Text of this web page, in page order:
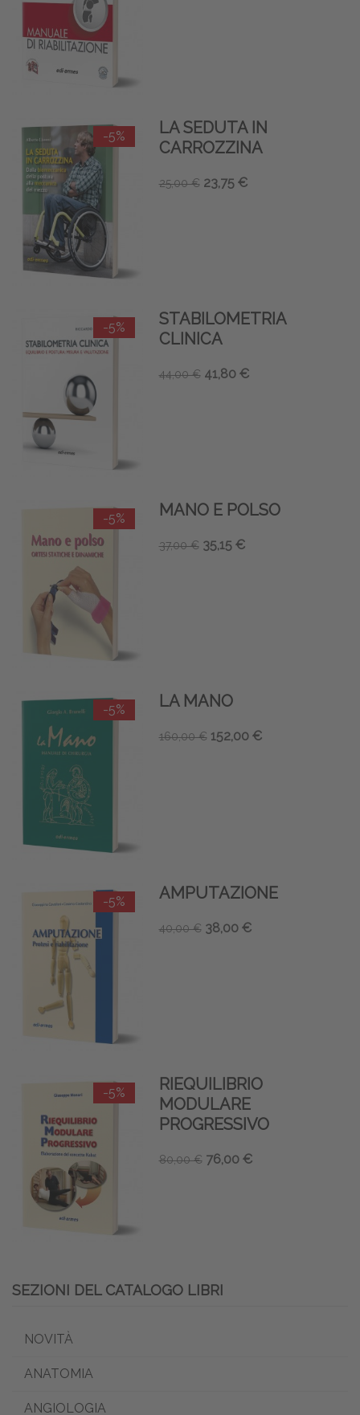
-5%
LA SEDUTA IN
CARROZZINA
25,00 € 23,75 €
-5%
STABILOMETRIA
CLINICA
44,00 € 41,80 €
-5% MANO E POLSO
37,00 € 35,15 €
-5% LA MANO
160,00 € 152,00 €
-5% AMPUTAZIONE
40,00 € 38,00 €
-5%
RIEQUILIBRIO
MODULARE
PROGRESSIVO
80,00 € 76,00 €
SEZIONI DEL CATALOGO LIBRI
NOVITÀ
ANATOMIA
ANGIOLOGIA